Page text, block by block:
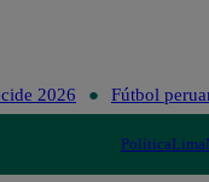
2026 Fútbol
PolíticaLima